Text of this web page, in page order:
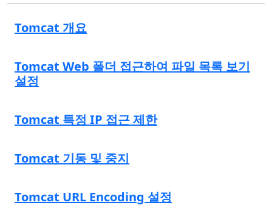
Tomcat 개요
Tomcat Web 폴더 접근하여 파일 목록 보기
설정
Tomcat 특정 IP 접근 제한
Tomcat 기동 및 중지
Tomcat URL Encoding 설정